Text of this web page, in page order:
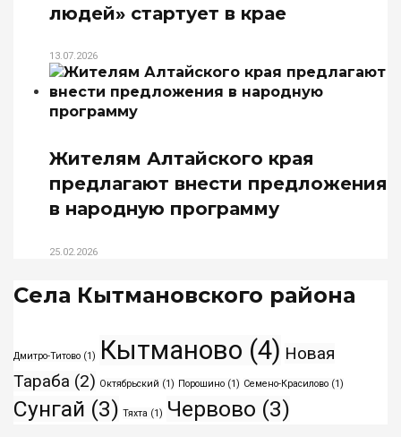
людей» стартует в крае
13.07.2026
Жителям Алтайского края
предлагают внести предложения
в народную программу
25.02.2026
Села Кытмановского района
Дмитро-Титово (1) Кытманово (4) Новая
Тараба (2) Октябрьский (1) Порошино (1) Семено-Красилово (1)
Сунгай (3) Тяхта (1) Червово (3)